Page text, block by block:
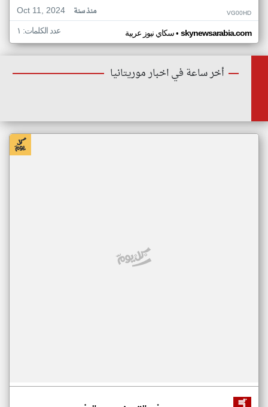
Oct 11, 2024
منذ سنة VG00HD
سكاي نيوز عربية• skynewsarabia.com عدد الكلمات: ١
أخر ساعة في اخبار موريتانيا